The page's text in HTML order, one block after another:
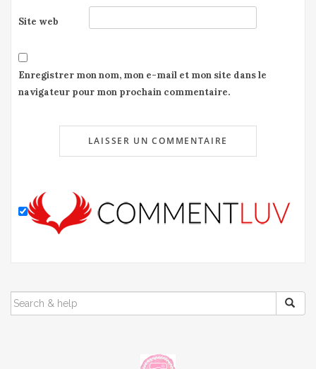
Site web
Enregistrer mon nom, mon e-mail et mon site dans le
navigateur pour mon prochain commentaire.
SEARCH
FOR: